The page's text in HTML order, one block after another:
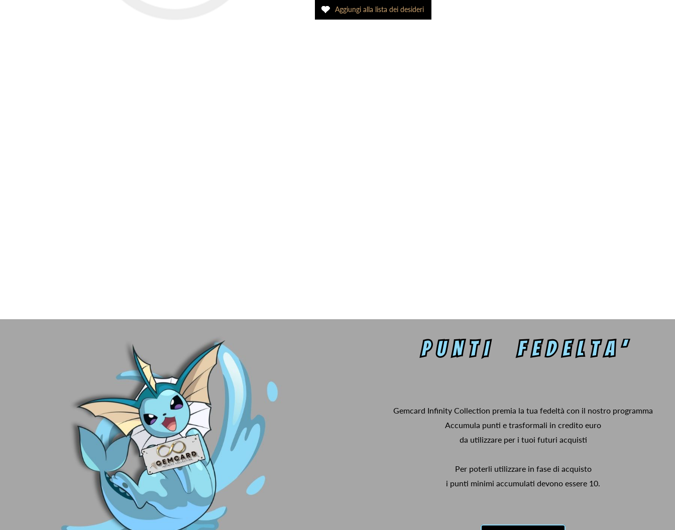
Gemcard Infinity Collection premia la tua fedeltà con il nostro programma
Accumula punti e trasformali in credito euro
da utilizzare per i tuoi futuri acquisti
Per poterli utilizzare in fase di acquisto
i punti minimi accumulati devono essere 10.